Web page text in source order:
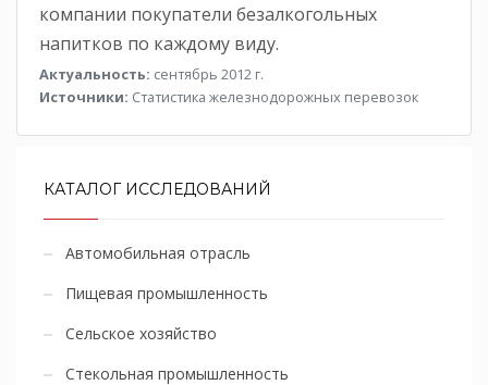
компании покупатели безалкогольных
напитков по каждому виду.
Актуальность: сентябрь 2012 г.
Источники: Статистика железнодорожных перевозок
КАТАЛОГ ИССЛЕДОВАНИЙ
Автомобильная отрасль
Пищевая промышленность
Сельское хозяйство
Стекольная промышленность